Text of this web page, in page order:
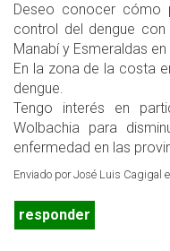
Deseo conocer cómo
control del dengue
Manabí y Esmeraldas
En la zona de la costa
dengue.
Tengo interés en
Wolbachia para
enfermedad en las
Enviado por José Luis Cagigal
responder